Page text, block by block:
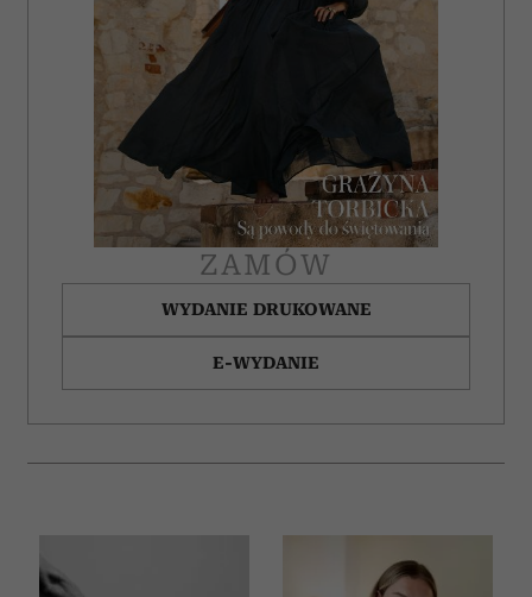
ZAMÓW
WYDANIE DRUKOWANE
E-WYDANIE